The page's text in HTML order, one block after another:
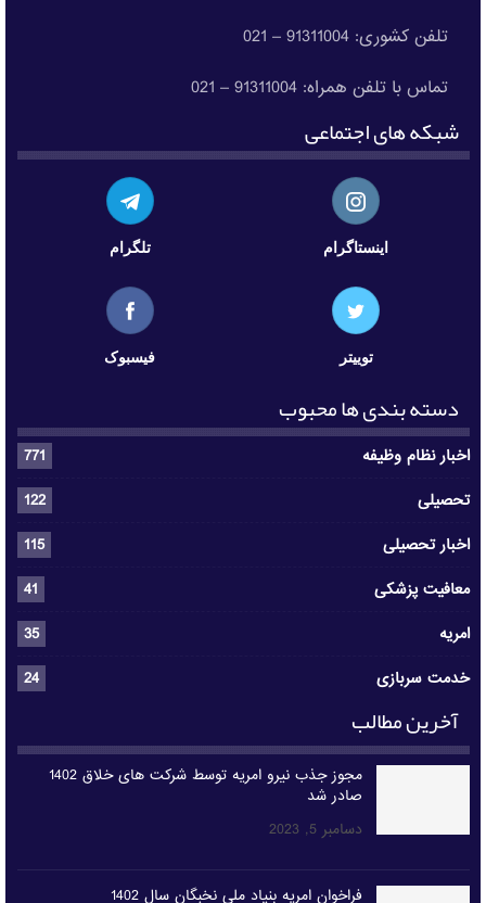
تلفن کشوری: 91311004 – 021
تماس با تلفن همراه: 91311004 – 021
شبکه های اجتماعی
اینستاگرام تلگرام
توییتر فیسبوک
دسته بندی ها محبوب
اخبار نظام وظیفه
771
تحصیلی
122
اخبار تحصیلی
115
معافیت پزشکی
41
امریه
35
خدمت سربازی
24
آخرین مطالب
مجوز جذب نیرو امریه توسط شرکت های خلاق 1402
صادر شد
دسامبر 5, 2023
فراخوان امریه بنیاد ملی نخبگان سال 1402